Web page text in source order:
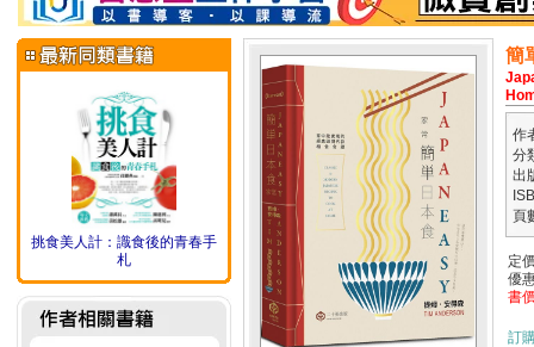
挑食美人計：識食後的青春手
札
簡
作
分
出
頁
定
優
書
訂